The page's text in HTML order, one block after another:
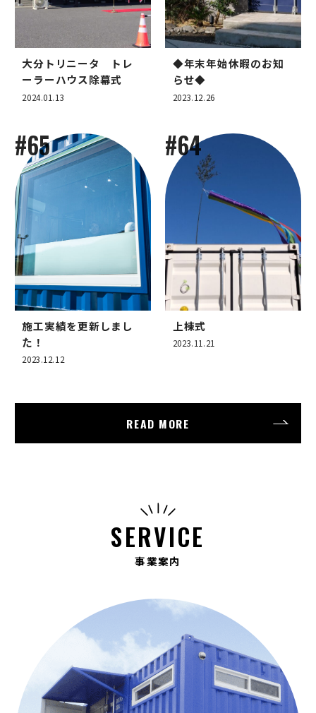
大分トリニータ トレ
ーラーハウス除幕式
2024.01.13
◆年末年始休暇のお知
らせ◆
2023.12.26
#65
施工実績を更新しまし
た！
2023.12.12
#64
上棟式
2023.11.21
READ MORE
SERVICE
事業案内